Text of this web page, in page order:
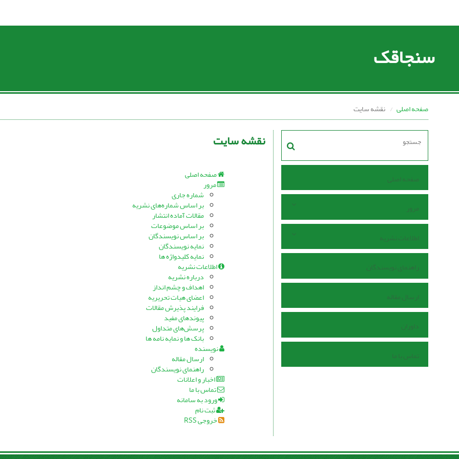
سنجاقک
صفحه اصلی نقشه سایت
صفحه اصلی
مرور
اطلاعات نشریه
راهنمای نویسندگان
ارسال مقاله
داوران
تماس با ما
نقشه سایت
صفحه اصلی
مرور
شماره جاری
بر اساس شماره‌های نشریه
مقالات آماده انتشار
بر اساس موضوعات
بر اساس نویسندگان
نمایه نویسندگان
نمایه کلیدواژه ها
اطلاعات نشریه
درباره نشریه
اهداف و چشم انداز
اعضای هیات تحریریه
فرایند پذیرش مقالات
پیوندهای مفید
پرسش‌های متداول
بانک ها و نمایه نامه ها
نویسنده
ارسال مقاله
راهنمای نویسندگان
اخبار و اعلانات
تماس با ما
ورود به سامانه
ثبت نام
خروجی RSS